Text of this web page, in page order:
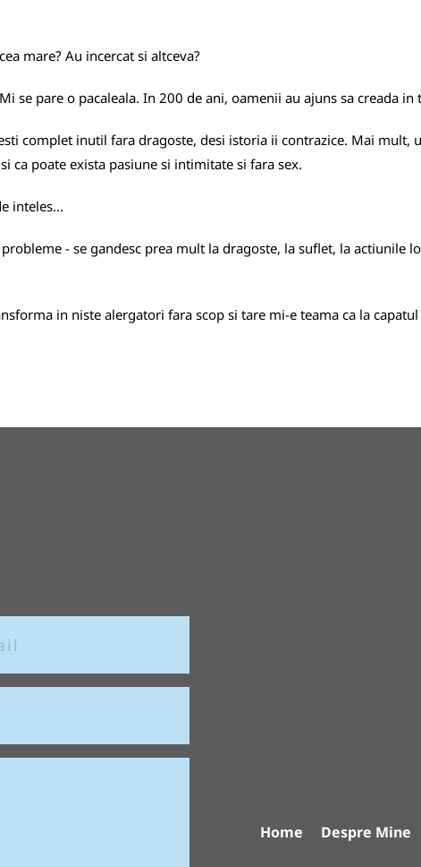
mare? Au incercat si altceva?
se pare o pacaleala. In 200 de ani, oamenii au ajuns sa creada
complet inutil fara dragoste, desi istoria ii contrazice. Mai mult,
ca poate exista pasiune si intimitate si fara sex.
inteles...
- se gandesc prea mult la dragoste, la suflet, la actiunile
in niste alergatori fara scop si tare mi-e teama ca la
Home Despre Mine